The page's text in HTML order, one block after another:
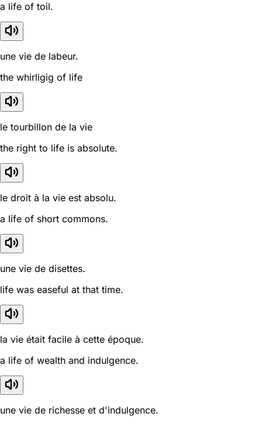
a life of toil.
une vie de labeur.
the whirligig of life
le tourbillon de la vie
the right to life is absolute.
le droit à la vie est absolu.
a life of short commons.
une vie de disettes.
life was easeful at that time.
la vie était facile à cette époque.
a life of wealth and indulgence.
une vie de richesse et d'indulgence.